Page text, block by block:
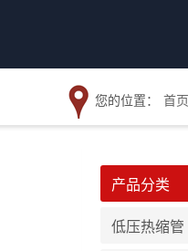
您的位置： 首页
产品分类
低压热缩管